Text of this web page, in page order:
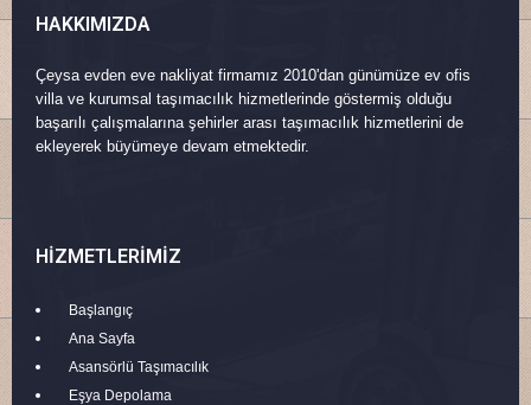
HAKKIMIZDA
Çeysa evden eve nakliyat firmamız 2010'dan günümüze ev ofis
villa ve kurumsal taşımacılık hizmetlerinde göstermiş olduğu
başarılı çalışmalarına şehirler arası taşımacılık hizmetlerini de
ekleyerek büyümeye devam etmektedir.
HIZMETLERIMIZ
Başlangıç
Ana Sayfa
Asansörlü Taşımacılık
Eşya Depolama